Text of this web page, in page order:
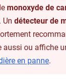
monoxyde de
Un détecteur de
aussi ou affiche
en panne.